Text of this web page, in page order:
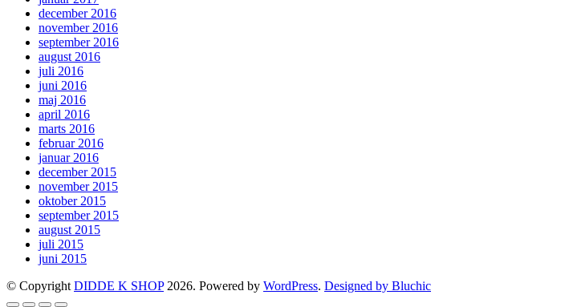
december 2016
november 2016
september 2016
august 2016
juli 2016
juni 2016
maj 2016
april 2016
marts 2016
februar 2016
januar 2016
december 2015
november 2015
oktober 2015
september 2015
august 2015
juli 2015
juni 2015
© Copyright DIDDE K SHOP2026. Powered by WordPress. Designed by Bluchic